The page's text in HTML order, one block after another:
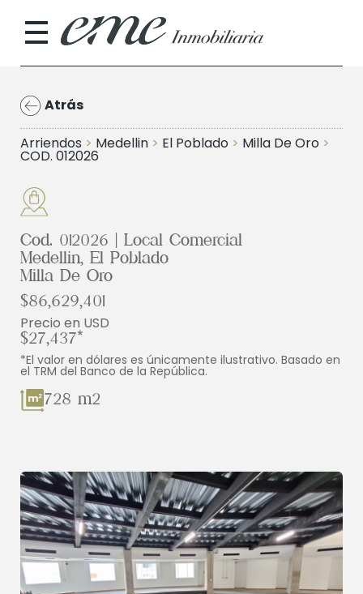
Atrás
Arriendos > Medellin > El Poblado > Milla De Oro >
COD. 012026
Cod. 012026 | Local Comercial
Medellin, El Poblado
Milla De Oro
$86,629,401
Precio en USD
$27,437*
*El valor en dólares es únicamente ilustrativo. Basado en
el TRM del Banco de la República.
728 m2